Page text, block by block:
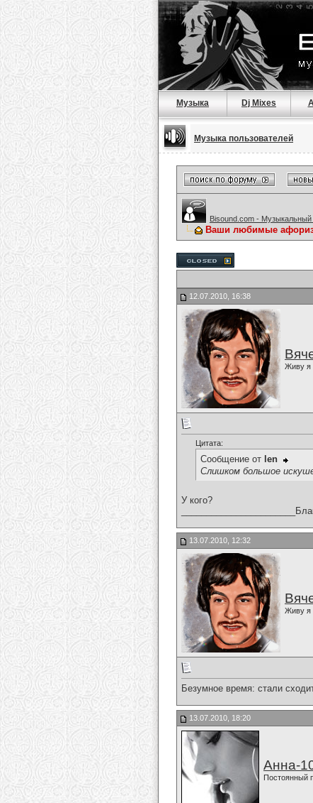
Музыка Dj Mixes
Музыка пользователей
Bisound.com - Музыкальный
Ваши любимые
12.07.2010, 16:38
Живу я
Цитата:
Сообщение от len
Слишком большое
У кого?
13.07.2010, 12:32
Живу я
Безумное время: стали
13.07.2010, 18:20
Анна-
Постоянный